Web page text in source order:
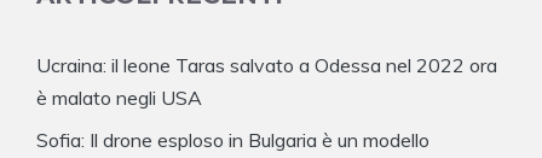
Ucraina: il leone Taras salvato a Odessa nel 2022 ora
è malato negli USA
Sofia: Il drone esploso in Bulgaria è un modello